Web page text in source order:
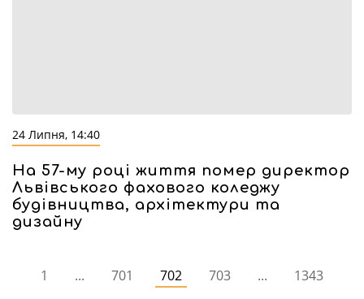
24 Липня, 14:40
На 57-му році життя помер директор
Львівського фахового коледжу
будівництва, архітектури та
дизайну
1 ... 701 702 703 ... 1343